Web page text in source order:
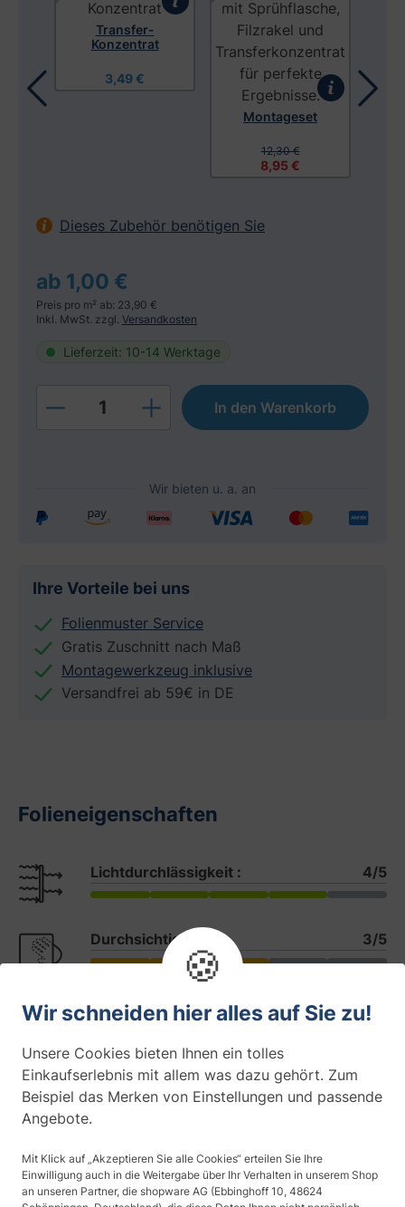
Transfer-
Konzentrat
3,49 €
Montageset
8,95 €
12,30 €
Dieses Zubehör benötigen Sie
ab 1,00 €
Preis pro m² ab: 23,90 €
Inkl. MwSt. zzgl. Versandkosten
Lieferzeit: 10-14 Werktage
Produkt Anzahl: Gib denIn den Warenkorb
Ihre Vorteile bei uns
Folienmuster Service
Gratis Zuschnitt nach Maß
Montagewerkzeug inklusive
Versandfrei ab 59€ in DE
Folieneigenschaften
Lichtdurchlässigkeit : 4/5
Durchsichtigkeit : 3/5
Sichtschutz : 2/5
Sichtschutz (Tageszeit)
Tag u. Nacht
Glas
🍪
Wir schneiden hier alles auf Sie zu!
Unsere Cookies bieten Ihnen ein tolles
Einkaufserlebnis mit allem was dazu gehört. Zum
Beispiel das Merken von Einstellungen und passende
Angebote.
Mit Klick auf „Akzeptieren Sie alle Cookies“ erteilen Sie Ihre
Einwilligung auch in die Weitergabe über Ihr Verhalten in unserem Shop
an unseren Partner, die shopware AG (Ebbinghoff 10, 48624